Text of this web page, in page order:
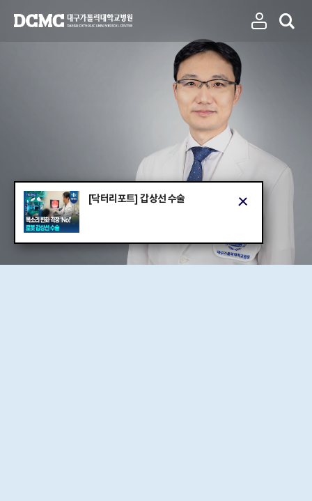
[닥터리포트] 갑상선 수술